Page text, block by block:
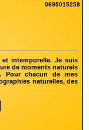
0695015258
et intemporelle. Je suis
de moments naturels
Pour chacun de mes
naturelles, des